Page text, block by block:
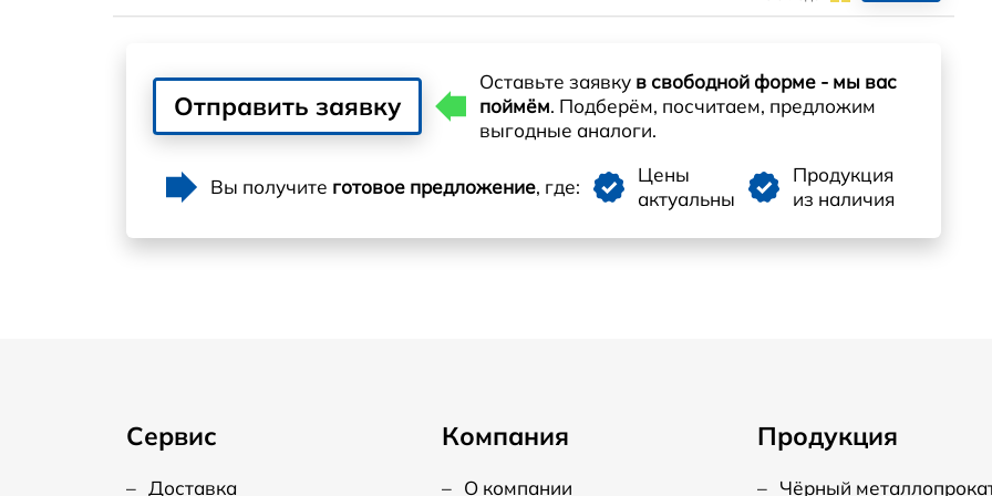
Отправить заявку
Оставьте заявку в свободной форме - мы вас
поймём. Подберём, посчитаем, предложим
выгодные аналоги.
Вы получите готовое предложение, где:
Цены
актуальны
Продукция
из наличия
Сервис
– Доставка
Компания
– О компании
Продукция
– Чёрный